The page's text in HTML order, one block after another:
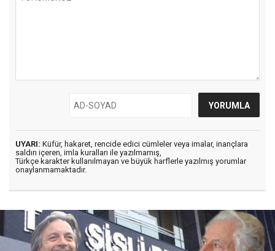
UYARI: Küfür, hakaret, rencide edici cümleler veya imalar, inançlara
saldırı içeren, imla kuralları ile yazılmamış,
Türkçe karakter kullanılmayan ve büyük harflerle yazılmış yorumlar
onaylanmamaktadır.